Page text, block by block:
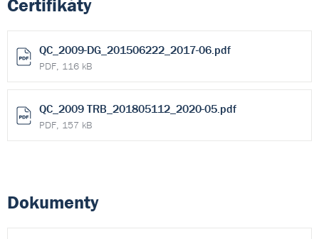
Certifikáty
QC_2009-DG_201506222_2017-06.pdf
PDF, 116 kB
QC_2009 TRB_201805112_2020-05.pdf
PDF, 157 kB
Dokumenty